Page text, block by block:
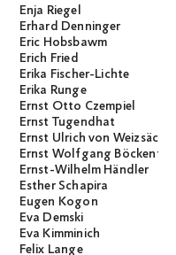
Enja Riegel
Erhard Denninger
Eric Hobsbawm
Erich Fried
Erika Fischer-Lichte
Erika Runge
Ernst Otto Czempiel
Ernst Tugendhat
Ernst Ulrich von Weizsäcker
Ernst Wolfgang
Ernst-Wilhelm Händler
Esther Schapira
Eugen Kogon
Eva Demski
Eva Kimminich
Felix Lange